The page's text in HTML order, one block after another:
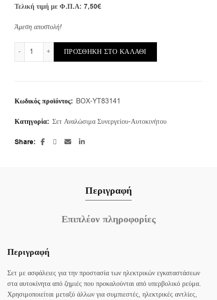
Τελική τιμή με Φ.Π.Α: 7,50€
Άμεση αποστολή!
Box Ασφάλειες Αυτοκινήτου 97 τεμ. – Yato (YT-83141)
ΠΡΟΣΘΉΚΗ ΣΤΟ ΚΑΛΆΘΙ
Κωδικός προϊόντος: BOX-YT83141
Κατηγορία: Σετ Αναλώσιμα Συνεργείου-Αυτοκινήτου
Share
Περιγραφή
Επιπλέον πληροφορίες
Περιγραφή
Σετ με ασφάλειες για την προστασία των ηλεκτρικών εγκαταστάσεων
στα αυτοκίνητα από ζημιές που προκαλούνται από υπερβολικό ρεύμα.
Χρησιμοποιείται μεταξύ άλλων για συμπιεστές, ηλεκτρικές αντλίες,